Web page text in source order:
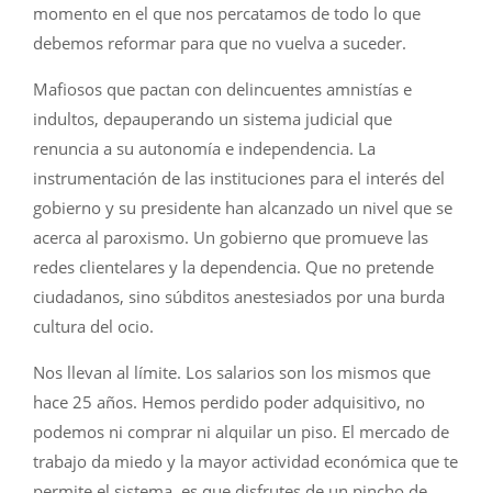
momento en el que nos percatamos de todo lo que
debemos reformar para que no vuelva a suceder.
Mafiosos que pactan con delincuentes amnistías e
indultos, depauperando un sistema judicial que
renuncia a su autonomía e independencia. La
instrumentación de las instituciones para el interés del
gobierno y su presidente han alcanzado un nivel que se
acerca al paroxismo. Un gobierno que promueve las
redes clientelares y la dependencia. Que no pretende
ciudadanos, sino súbditos anestesiados por una burda
cultura del ocio.
Nos llevan al límite. Los salarios son los mismos que
hace 25 años. Hemos perdido poder adquisitivo, no
podemos ni comprar ni alquilar un piso. El mercado de
trabajo da miedo y la mayor actividad económica que te